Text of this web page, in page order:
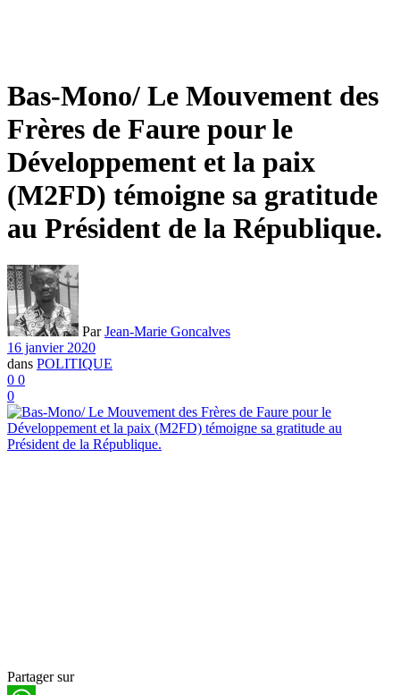
Bas-Mono/ Le Mouvement des
Frères de Faure pour le
Développement et la paix
(M2FD) témoigne sa gratitude
au Président de la République.
Par Jean-Marie Goncalves
16 janvier 2020
dans POLITIQUE
0 0
0
Partager sur